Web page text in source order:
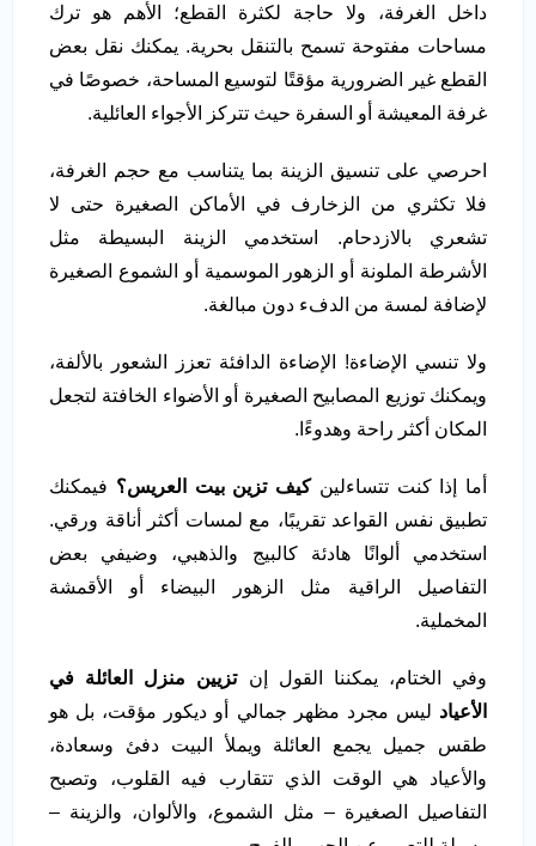
داخل الغرفة، ولا حاجة لكثرة القطع؛ الأهم هو ترك
مساحات مفتوحة تسمح بالتنقل بحرية. يمكنك نقل بعض
القطع غير الضرورية مؤقتًا لتوسيع المساحة، خصوصًا في
غرفة المعيشة أو السفرة حيث تتركز الأجواء العائلية.
احرصي على تنسيق الزينة بما يتناسب مع حجم الغرفة،
فلا تكثري من الزخارف في الأماكن الصغيرة حتى لا
تشعري بالازدحام. استخدمي الزينة البسيطة مثل
الأشرطة الملونة أو الزهور الموسمية أو الشموع الصغيرة
لإضافة لمسة من الدفء دون مبالغة.
ولا تنسي الإضاءة! الإضاءة الدافئة تعزز الشعور بالألفة،
ويمكنك توزيع المصابيح الصغيرة أو الأضواء الخافتة لتجعل
المكان أكثر راحة وهدوءًا.
أما إذا كنت تتساءلينكيف تزين بيت العريس؟ فيمكنك
تطبيق نفس القواعد تقريبًا، مع لمسات أكثر أناقة ورقي.
استخدمي ألوانًا هادئة كالبيج والذهبي، وضيفي بعض
التفاصيل الراقية مثل الزهور البيضاء أو الأقمشة
المخملية.
وفي الختام، يمكننا القول إنتزيين منزل العائلة في
الأعياد ليس مجرد مظهر جمالي أو ديكور مؤقت، بل هو
طقس جميل يجمع العائلة ويملأ البيت دفئ وسعادة،
والأعياد هي الوقت الذي تتقارب فيه القلوب، وتصبح
التفاصيل الصغيرة – مثل الشموع، والألوان، والزينة –